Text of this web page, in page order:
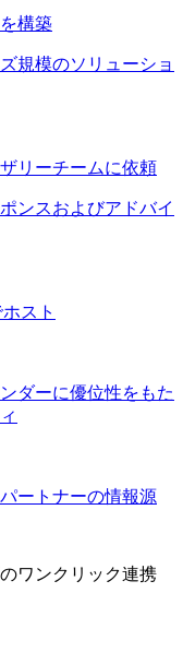
構築
規模のソリューショ
リーチームに依頼
ンスおよびアドバイ
スト
ダーに優位性をもた
ートナーの情報源
ワンクリック連携